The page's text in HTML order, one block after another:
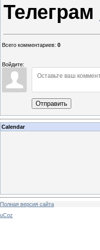
Телеграм
Всего комментариев: 0
Войдите:
Отправить
Calendar
Полная версия сайта
uCoz